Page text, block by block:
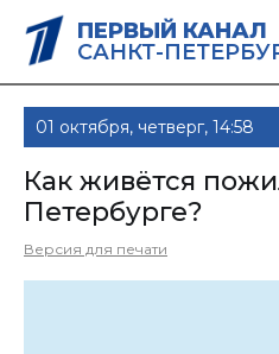
ПЕРВЫЙ КАНАЛ
САНКТ-
01 октября, четверг, 14:58
Как живётся
Петербурге?
Версия для печати